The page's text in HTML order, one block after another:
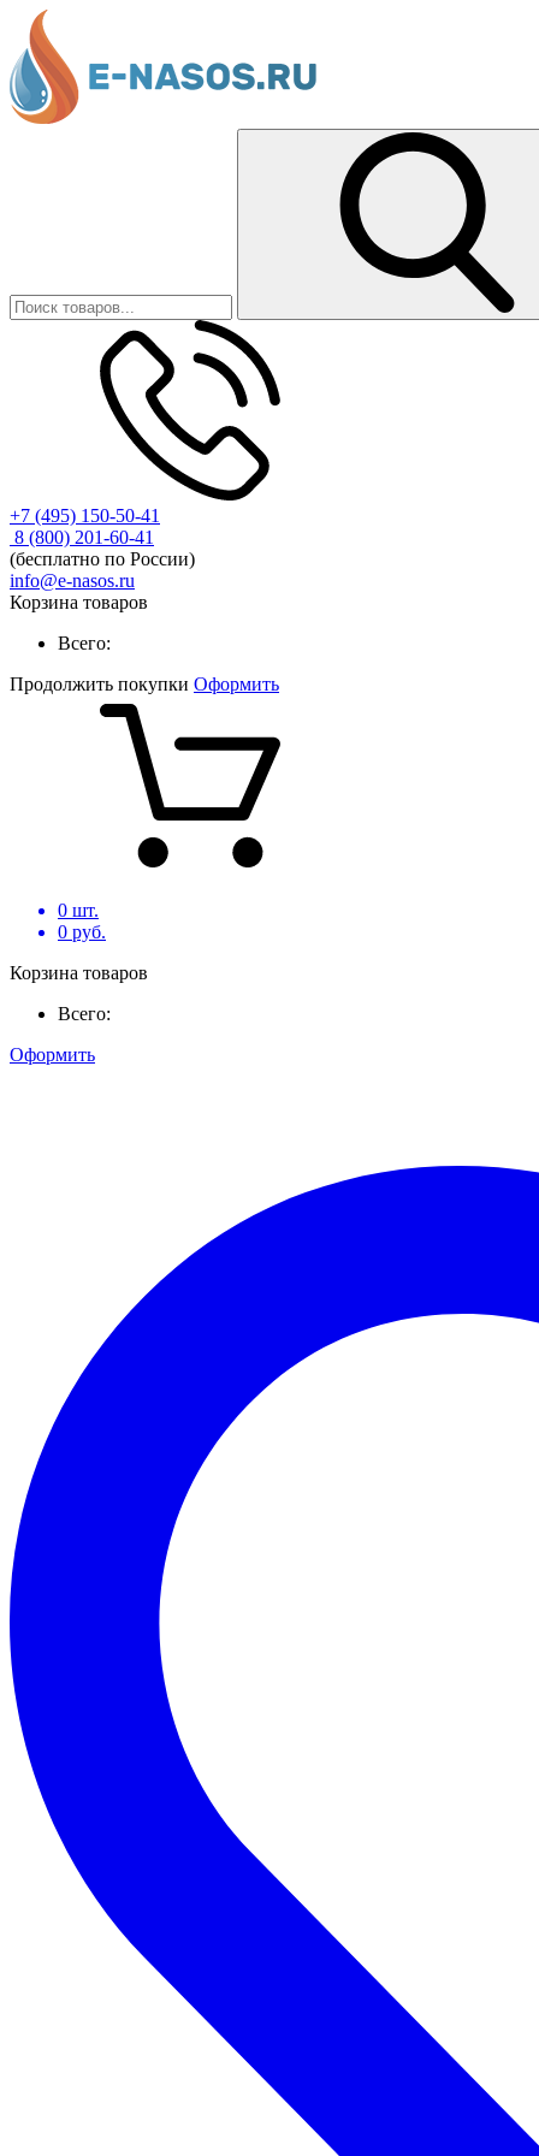
+7 (495) 150-50-41
8 (800) 201-60-41
(бесплатно по России)
info@e-nasos.ru
Корзина товаров
Всего:
Продолжить покупки Оформить
0 шт.
0 руб.
Корзина товаров
Всего:
Оформить